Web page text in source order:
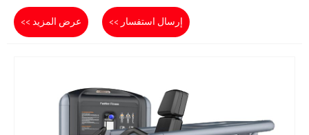
عرض المزيد >> إرسال استفسار >>